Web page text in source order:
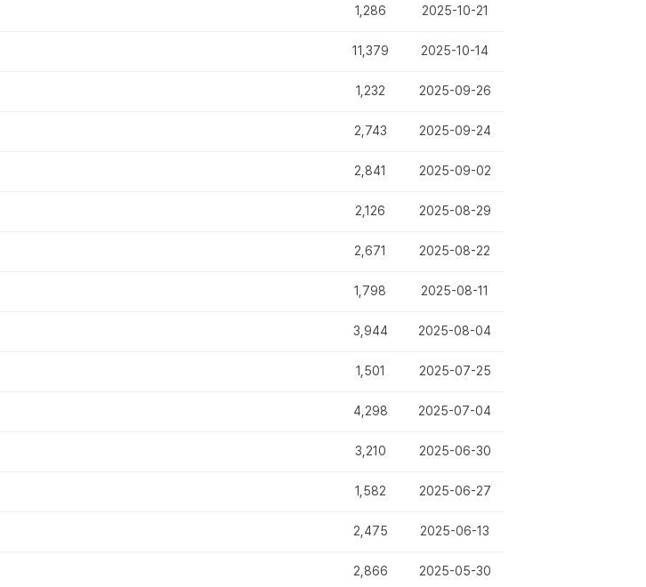
1,286 2025-10-21
11,379 2025-10-14
1,232 2025-09-26
2,743 2025-09-24
2,841 2025-09-02
2,126 2025-08-29
2,671 2025-08-22
1,798 2025-08-11
3,944 2025-08-04
1,501 2025-07-25
4,298 2025-07-04
3,210 2025-06-30
1,582 2025-06-27
2,475 2025-06-13
2,866 2025-05-30